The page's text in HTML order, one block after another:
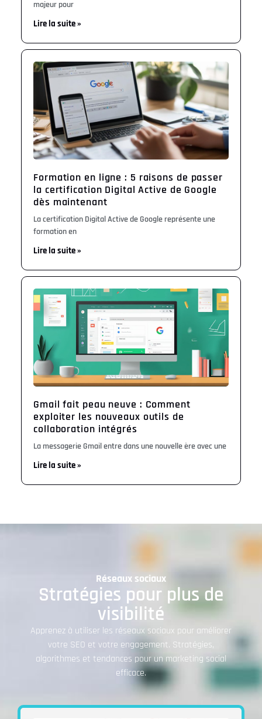
majeur pour
Lire la suite »
Formation en ligne : 5 raisons de passer
la certification Digital Active de Google
dès maintenant
La certification Digital Active de Google représente une
formation en
Lire la suite »
Gmail fait peau neuve : Comment
exploiter les nouveaux outils de
collaboration intégrés
La messagerie Gmail entre dans une nouvelle ère avec une
Lire la suite »
Réseaux sociaux
Stratégies pour plus de
visibilité
Apprenez à utiliser les réseaux sociaux pour améliorer
votre SEO et votre engagement. Stratégies,
algorithmes et tendances pour un marketing social
efficace.